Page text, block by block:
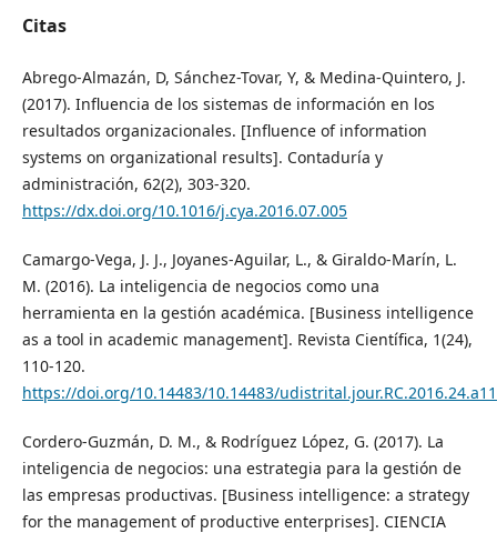
Citas
Abrego-Almazán, D, Sánchez-Tovar, Y, & Medina-Quintero, J.
(2017). Influencia de los sistemas de información en los
resultados organizacionales. [Influence of information
systems on organizational results]. Contaduría y
administración, 62(2), 303-320.
https://dx.doi.org/10.1016/j.cya.2016.07.005
Camargo-Vega, J. J., Joyanes-Aguilar, L., & Giraldo-Marín, L.
M. (2016). La inteligencia de negocios como una
herramienta en la gestión académica. [Business intelligence
as a tool in academic management]. Revista Científica, 1(24),
110-120.
https://doi.org/10.14483/10.14483/udistrital.jour.RC.2016.24.a11
Cordero-Guzmán, D. M., & Rodríguez López, G. (2017). La
inteligencia de negocios: una estrategia para la gestión de
las empresas productivas. [Business intelligence: a strategy
for the management of productive enterprises]. CIENCIA